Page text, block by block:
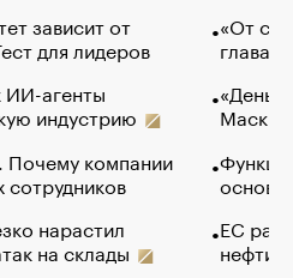
зависит от
для лидеров
ИИ-агенты
индустрию
Почему компании
сотрудников
нарастил
на склады
«От
глава
Маск в
основ
ЕС
нефти